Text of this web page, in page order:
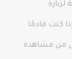
كنت قادمًا
من مشاهدة